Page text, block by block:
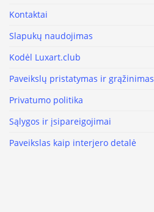
Kontaktai
Slapukų naudojimas
Kodėl Luxart.club
Paveikslų pristatymas ir grąžinimas
Privatumo politika
Sąlygos ir įsipareigojimai
Paveikslas kaip interjero detalė